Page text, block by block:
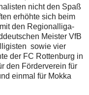
nicht den Spaß
erhöhte sich beim
den Regionalliga-
Meister VfB
sowie vier
der FC Rottenburg in
den Förderverein für
einmal für Mokka